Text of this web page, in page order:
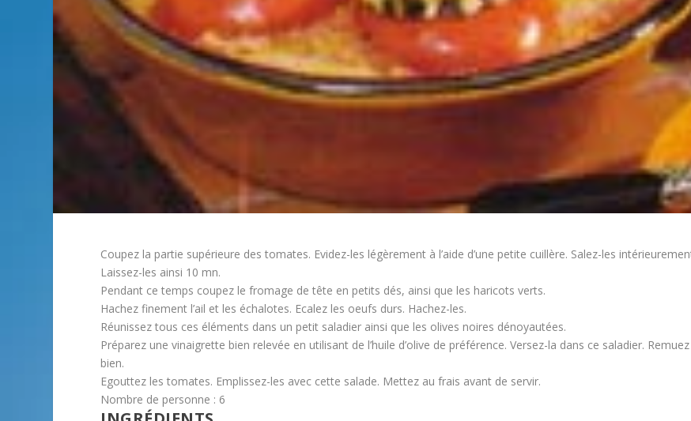
Coupez la partie supérieure des tomates. Evidez-les légèrement à l’aide d’une petite cuillère. Salez-les
Laissez-les ainsi 10 mn.
Pendant ce temps coupez le fromage de tête en petits dés, ainsi que les haricots verts.
Hachez finement l’ail et les échalotes. Ecalez les oeufs durs. Hachez-les.
Réunissez tous ces éléments dans un petit saladier ainsi que les olives noires dénoyautées.
Préparez une vinaigrette bien relevée en utilisant de l’huile d’olive de préférence. Versez-la dans ce saladier. Remuez
bien.
Egouttez les tomates. Emplissez-les avec cette salade. Mettez au frais avant de servir.
Nombre de personne : 6